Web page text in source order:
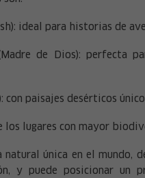
ideal para historias de
de Dios): perfecta
con paisajes desérticos
los lugares con mayor
natural única en el
y puede posicionar